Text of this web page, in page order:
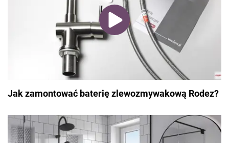
Jak zamontować baterię zlewozmywakową Rodez?